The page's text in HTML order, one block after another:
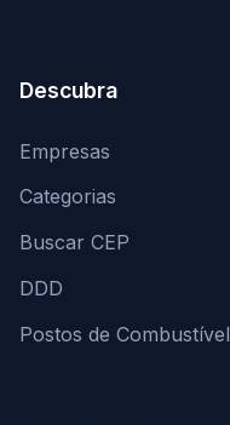
Descubra
Empresas
Categorias
Buscar CEP
DDD
Postos de Combustível